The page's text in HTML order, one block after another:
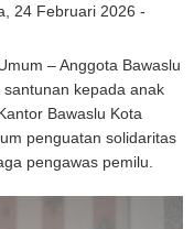
24 Februari 2026 -
– Anggota Bawaslu
kepada anak
Bawaslu Kota
penguatan solidaritas
pengawas pemilu.